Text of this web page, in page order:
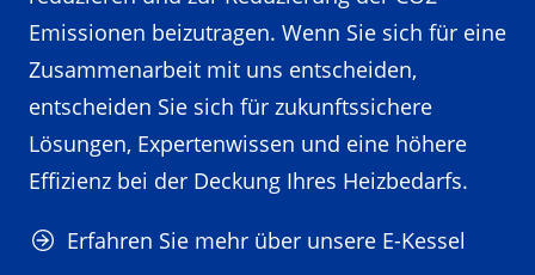
Emissionen beizutragen. Wenn Sie sich für eine
Zusammenarbeit mit uns entscheiden,
entscheiden Sie sich für zukunftssichere
Lösungen, Expertenwissen und eine höhere
Effizienz bei der Deckung Ihres Heizbedarfs.
Erfahren Sie mehr über unsere E-Kessel